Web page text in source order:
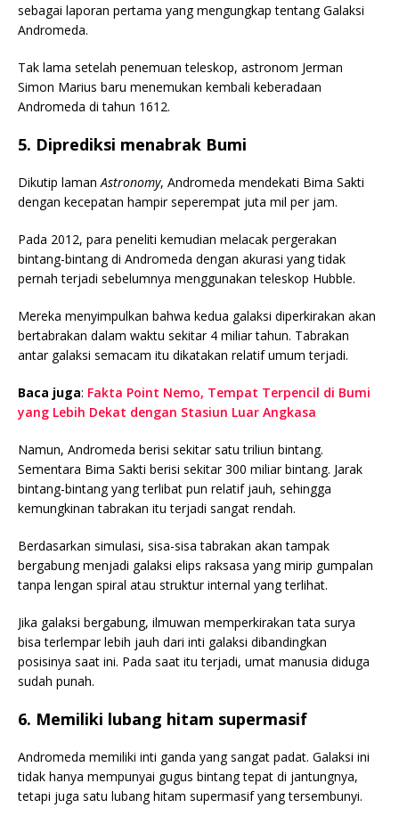
sebagai laporan pertama yang mengungkap tentang Galaksi
Andromeda.
Tak lama setelah penemuan teleskop, astronom Jerman
Simon Marius baru menemukan kembali keberadaan
Andromeda di tahun 1612.
5. Diprediksi menabrak Bumi
Dikutip laman Astronomy, Andromeda mendekati Bima Sakti
dengan kecepatan hampir seperempat juta mil per jam.
Pada 2012, para peneliti kemudian melacak pergerakan
bintang-bintang di Andromeda dengan akurasi yang tidak
pernah terjadi sebelumnya menggunakan teleskop Hubble.
Mereka menyimpulkan bahwa kedua galaksi diperkirakan akan
bertabrakan dalam waktu sekitar 4 miliar tahun. Tabrakan
antar galaksi semacam itu dikatakan relatif umum terjadi.
Baca juga: Fakta Point Nemo, Tempat Terpencil di Bumi
yang Lebih Dekat dengan Stasiun Luar Angkasa
Namun, Andromeda berisi sekitar satu triliun bintang.
Sementara Bima Sakti berisi sekitar 300 miliar bintang. Jarak
bintang-bintang yang terlibat pun relatif jauh, sehingga
kemungkinan tabrakan itu terjadi sangat rendah.
Berdasarkan simulasi, sisa-sisa tabrakan akan tampak
bergabung menjadi galaksi elips raksasa yang mirip gumpalan
tanpa lengan spiral atau struktur internal yang terlihat.
Jika galaksi bergabung, ilmuwan memperkirakan tata surya
bisa terlempar lebih jauh dari inti galaksi dibandingkan
posisinya saat ini. Pada saat itu terjadi, umat manusia diduga
sudah punah.
6. Memiliki lubang hitam supermasif
Andromeda memiliki inti ganda yang sangat padat. Galaksi ini
tidak hanya mempunyai gugus bintang tepat di jantungnya,
tetapi juga satu lubang hitam supermasif yang tersembunyi.